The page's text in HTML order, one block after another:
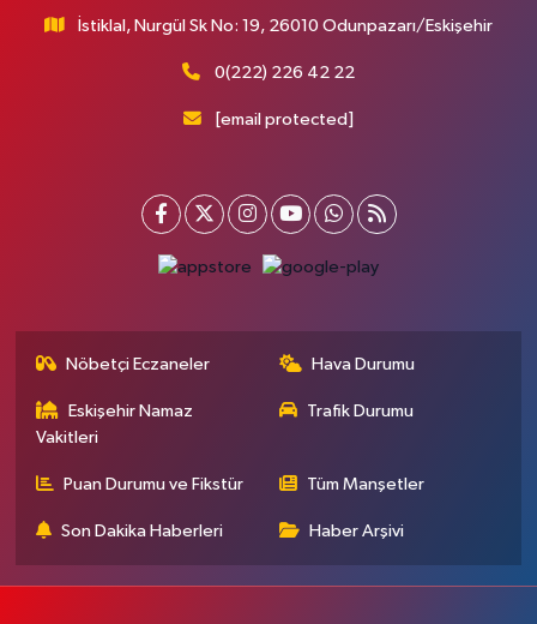
İstiklal, Nurgül Sk No: 19, 26010 Odunpazarı/Eskişehir
0(222) 226 42 22
[email protected]
Nöbetçi Eczaneler Hava Durumu
Eskişehir Namaz
Vakitleri
Trafik Durumu
Puan Durumu ve Fikstür Tüm Manşetler
Son Dakika Haberleri Haber Arşivi